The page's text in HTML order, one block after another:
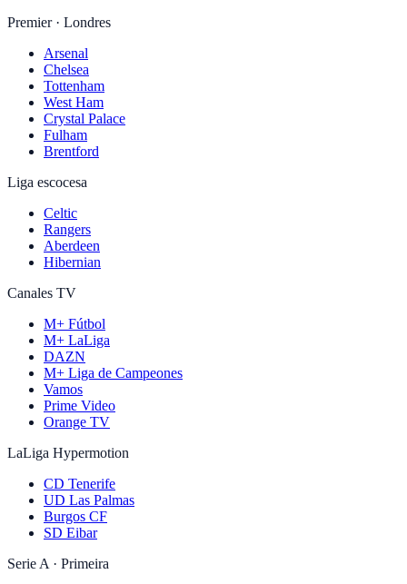
Premier · Londres
Arsenal
Chelsea
Tottenham
West Ham
Crystal Palace
Fulham
Brentford
Liga escocesa
Celtic
Rangers
Aberdeen
Hibernian
Canales TV
M+ Fútbol
M+ LaLiga
DAZN
M+ Liga de Campeones
Vamos
Prime Video
Orange TV
LaLiga Hypermotion
CD Tenerife
UD Las Palmas
Burgos CF
SD Eibar
Serie A · Primeira